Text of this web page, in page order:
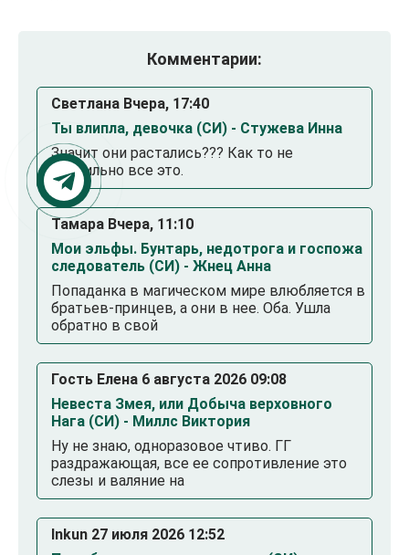
Комментарии:
Светлана Вчера, 17:40
Ты влипла, девочка (СИ) - Стужева Инна
Значит они растались??? Как то не
правильно все это.
Тамара Вчера, 11:10
Мои эльфы. Бунтарь, недотрога и госпожа
следователь (СИ) - Жнец Анна
Попаданка в магическом мире влюбляется в
братьев-принцев, а они в нее. Оба. Ушла
обратно в свой
Гость Елена 6 августа 2026 09:08
Невеста Змея, или Добыча верховного
Нага (СИ) - Миллс Виктория
Ну не знаю, одноразовое чтиво. ГГ
раздражающая, все ее сопротивление это
слезы и валяние на
Inkun 27 июля 2026 12:52